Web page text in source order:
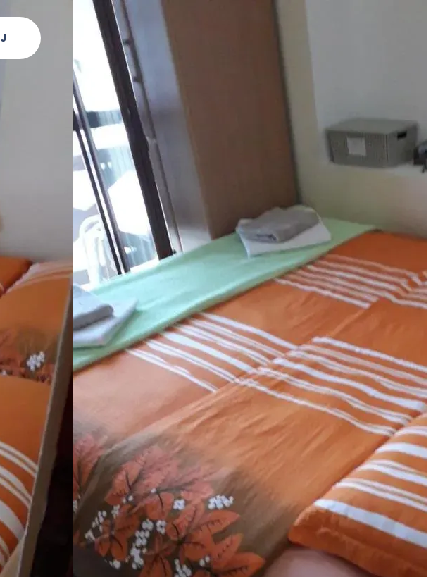
+381 12 638 613
Позови нас